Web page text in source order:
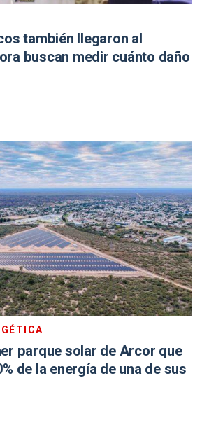
también llegaron al
buscan medir cuánto daño
parque solar de Arcor que
de la energía de una de sus